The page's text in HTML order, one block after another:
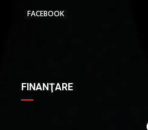
FACEBOOK
FINANŢARE